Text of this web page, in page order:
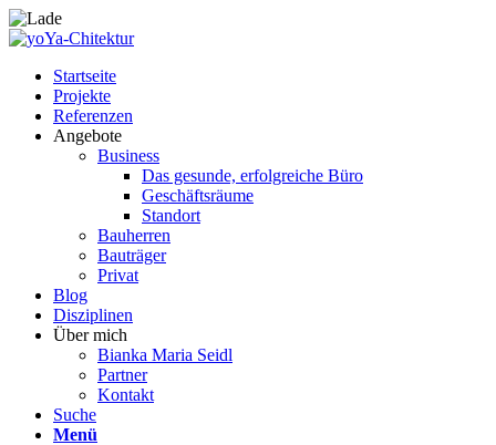
Startseite
Projekte
Referenzen
Angebote
Business
Das gesunde, erfolgreiche Büro
Geschäftsräume
Standort
Bauherren
Bauträger
Privat
Blog
Disziplinen
Über mich
Bianka Maria Seidl
Partner
Kontakt
Suche
Menü